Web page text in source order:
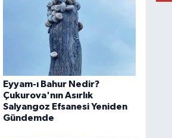
Eyyam-ı Bahur Nedir?
Çukurova'nın Asırlık
Salyangoz Efsanesi Yeniden
Gündemde